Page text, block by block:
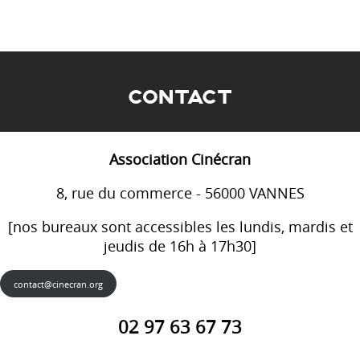
CONTACT
Association Cinécran
8, rue du commerce - 56000 VANNES
[nos bureaux sont accessibles les lundis, mardis et
jeudis de 16h à 17h30]
contact@cinecran.org
02 97 63 67 73